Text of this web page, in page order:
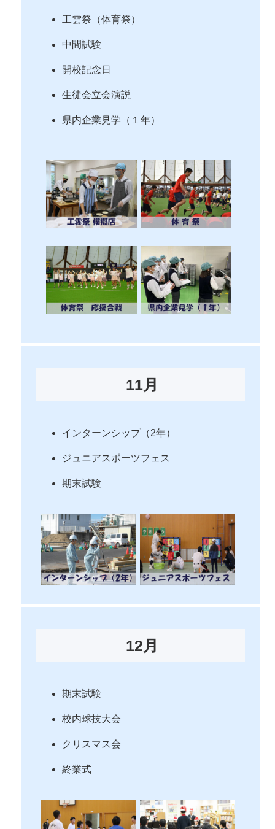
工雲祭（体育祭）
中間試験
開校記念日
生徒会立会演説
県内企業見学（１年）
11月
インターンシップ（2年）
ジュニアスポーツフェス
期末試験
12月
期末試験
校内球技大会
クリスマス会
終業式